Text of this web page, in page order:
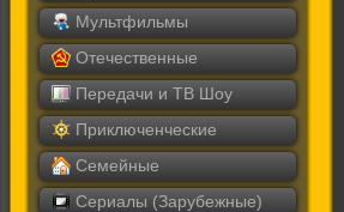
Мультфильмы
Отечественные
Передачи и ТВ Шоу
Приключенческие
Семейные
Сериалы (Зарубежные)